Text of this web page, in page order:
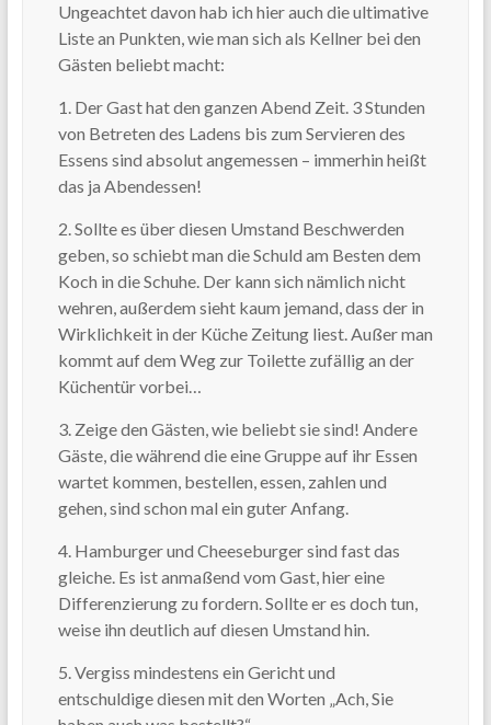
Ungeachtet davon hab ich hier auch die ultimative
Liste an Punkten, wie man sich als Kellner bei den
Gästen beliebt macht:
1. Der Gast hat den ganzen Abend Zeit. 3 Stunden
von Betreten des Ladens bis zum Servieren des
Essens sind absolut angemessen – immerhin heißt
das ja Abendessen!
2. Sollte es über diesen Umstand Beschwerden
geben, so schiebt man die Schuld am Besten dem
Koch in die Schuhe. Der kann sich nämlich nicht
wehren, außerdem sieht kaum jemand, dass der in
Wirklichkeit in der Küche Zeitung liest. Außer man
kommt auf dem Weg zur Toilette zufällig an der
Küchentür vorbei…
3. Zeige den Gästen, wie beliebt sie sind! Andere
Gäste, die während die eine Gruppe auf ihr Essen
wartet kommen, bestellen, essen, zahlen und
gehen, sind schon mal ein guter Anfang.
4. Hamburger und Cheeseburger sind fast das
gleiche. Es ist anmaßend vom Gast, hier eine
Differenzierung zu fordern. Sollte er es doch tun,
weise ihn deutlich auf diesen Umstand hin.
5. Vergiss mindestens ein Gericht und
entschuldige diesen mit den Worten „Ach, Sie